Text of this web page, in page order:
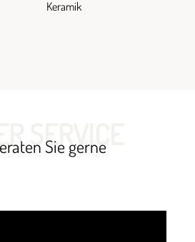
Keramik
SERVICE
Sie gerne